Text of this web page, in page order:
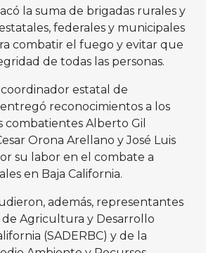
la suma de brigadas rurales y
federales y municipales
combatir el fuego y evitar que
de todas las personas.
estatal de
reconocimientos a los
Alberto Gil
Orona Arellano y José Luis
su labor en el combate a
en Baja California.
además, representantes
Agricultura y Desarrollo
(SADERBC) y de la